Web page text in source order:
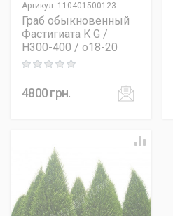
Артикул: 110401500123
Граб обыкновенный
Фастигиата K G /
H300-400 / o18-20
Rating: 0 out of 5
4800грн.